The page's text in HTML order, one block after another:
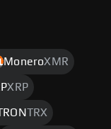
MoneroXMR
XRP
TRX